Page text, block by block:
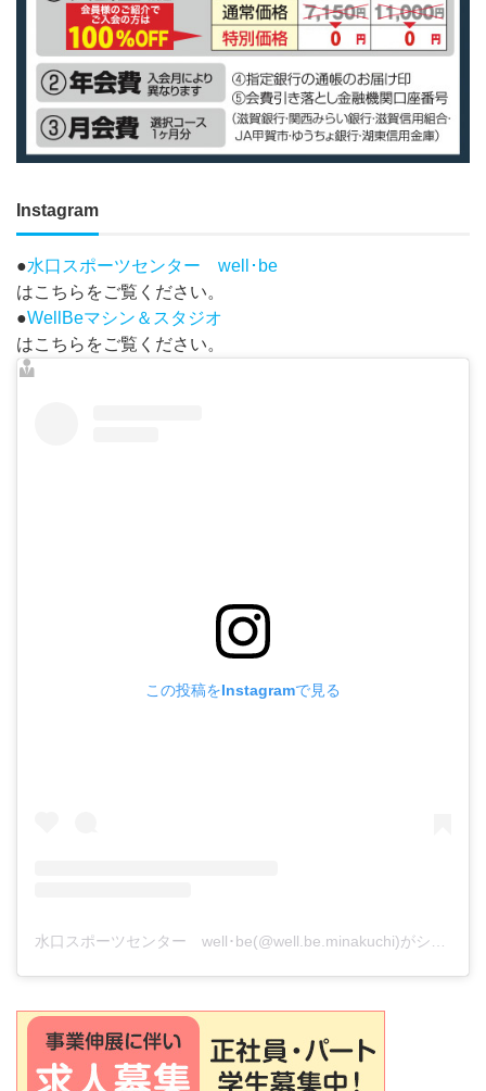
Instagram
●水口スポーツセンター well･be
はこちらをご覧ください。
●WellBeマシン＆スタジオ
はこちらをご覧ください。
この投稿をInstagramで見る